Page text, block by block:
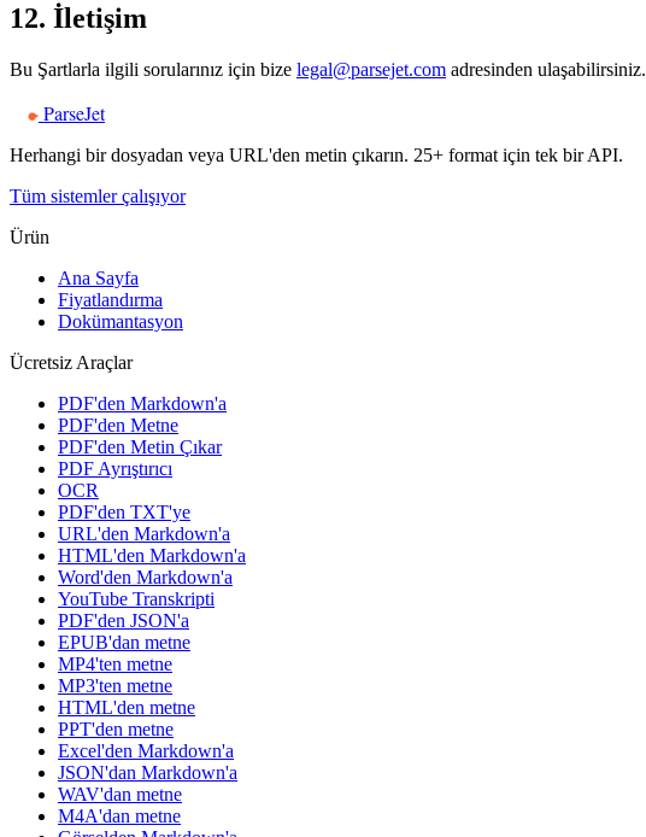
12. İletişim
Bu Şartlarla ilgili sorularınız için bize legal@parsejet.com adresinden ulaşabilirsiniz.
ParseJet
Herhangi bir dosyadan veya URL'den metin çıkarın. 25+ format için tek bir API.
Tüm sistemler çalışıyor
Ürün
Ana Sayfa
Fiyatlandırma
Dokümantasyon
Ücretsiz Araçlar
PDF'den Markdown'a
PDF'den Metne
PDF'den Metin Çıkar
PDF Ayrıştırıcı
OCR
PDF'den TXT'ye
URL'den Markdown'a
HTML'den Markdown'a
Word'den Markdown'a
YouTube Transkripti
PDF'den JSON'a
EPUB'dan metne
MP4'ten metne
MP3'ten metne
HTML'den metne
PPT'den metne
Excel'den Markdown'a
JSON'dan Markdown'a
WAV'dan metne
M4A'dan metne